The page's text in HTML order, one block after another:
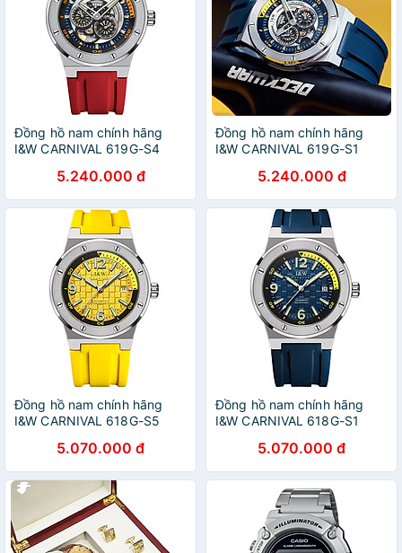
Đồng hồ nam chính hãng
I&W CARNIVAL 619G-S4
xước,Chống nước 50m ,Bảo
hành chính hãng,Máy cơ
(Automatic),Dây cao su cao
cấp,thiết kế lộ cơ thể thao
5.240.000 đ
Đồng hồ nam chính hãng
I&W CARNIVAL 619G-S1
xước,Chống nước 50m ,Bảo
hành chính hãng,Máy cơ
(Automatic),Dây cao su cao
cấp,thiết kế lộ cơ thể thao
5.240.000 đ
Đồng hồ nam chính hãng
I&W CARNIVAL 618G-S5
,Chống nước 50m ,Bảo hành
chính hãng,Máy cơ
(Automatic),dây cao su cao
cấp, thiết kế đơn giản dễ
đeo
5.070.000 đ
Đồng hồ nam chính hãng
I&W CARNIVAL 618G-S1
,Chống nước 50m ,Bảo hành
chính hãng,Máy cơ
(Automatic),dây cao su cao
cấp, thiết kế đơn giản dễ
5.070.000 đ